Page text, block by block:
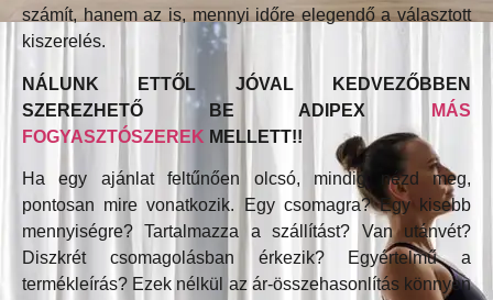
számít, hanem az is, mennyi időre elegendő a választott
kiszerelés.
NÁLUNK ETTŐL JÓVAL KEDVEZŐBBEN
SZEREZHETŐ BE ADIPEX
MÁS
FOGYASZTÓSZEREK MELLETT!!
Ha egy ajánlat feltűnően olcsó, mindig nézd meg,
pontosan mire vonatkozik. Egy csomagra? Egy kisebb
mennyiségre? Tartalmazza a szállítást? Van utánvét?
Diszkrét csomagolásban érkezik? Egyértelmű a
termékleírás? Ezek nélkül az ár-összehasonlítás könnyen